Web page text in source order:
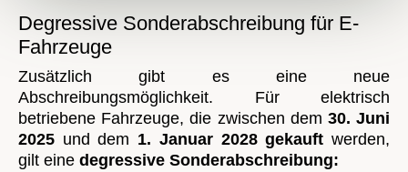
Degressive Sonderabschreibung für E-
Fahrzeuge
Zusätzlich gibt es eine neue
Abschreibungsmöglichkeit. Für elektrisch
betriebene Fahrzeuge, die zwischen dem 30. Juni
2025 und dem 1. Januar 2028 gekauft werden,
gilt eine degressive Sonderabschreibung: